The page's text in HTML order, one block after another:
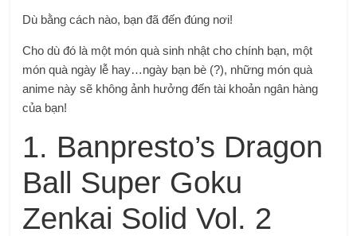
Dù bằng cách nào, bạn đã đến đúng nơi!
Cho dù đó là một món quà sinh nhật cho chính bạn, một
món quà ngày lễ hay…ngày bạn bè (?), những món quà
anime này sẽ không ảnh hưởng đến tài khoản ngân hàng
của bạn!
1. Banpresto’s Dragon
Ball Super Goku
Zenkai Solid Vol. 2